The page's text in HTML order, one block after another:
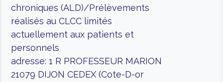
chroniques (ALD)/Prélèvements
réalisés au CLCC limités
actuellement aux patients et
personnels
adresse: 1 R PROFESSEUR MARION
21079 DIJON CEDEX (Cote-D-or